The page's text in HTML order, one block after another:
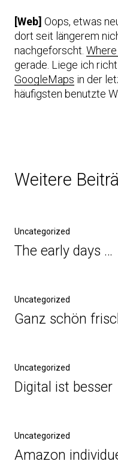
[Web] Oops, etwas
dort seit längerem
nachgeforscht.
gerade. Liege ich
GoogleMaps in der
häufigsten benutzte
Weitere
Uncategorized
The early days …
Uncategorized
Ganz schön
Uncategorized
Digital ist besser
Uncategorized
Amazon